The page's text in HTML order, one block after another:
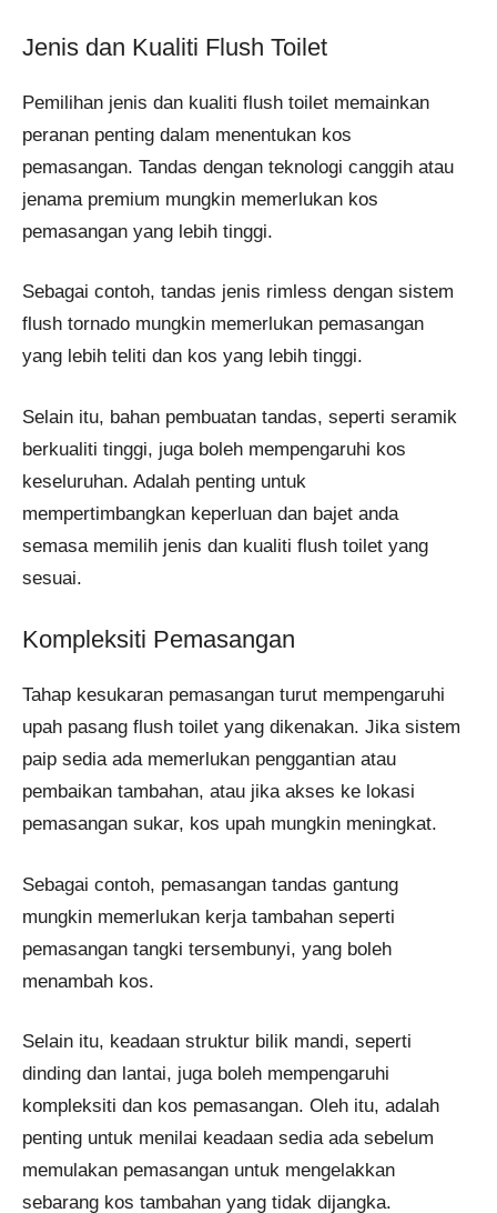
Jenis dan Kualiti Flush Toilet
Pemilihan jenis dan kualiti flush toilet memainkan
peranan penting dalam menentukan kos
pemasangan. Tandas dengan teknologi canggih atau
jenama premium mungkin memerlukan kos
pemasangan yang lebih tinggi.
Sebagai contoh, tandas jenis rimless dengan sistem
flush tornado mungkin memerlukan pemasangan
yang lebih teliti dan kos yang lebih tinggi.
Selain itu, bahan pembuatan tandas, seperti seramik
berkualiti tinggi, juga boleh mempengaruhi kos
keseluruhan. Adalah penting untuk
mempertimbangkan keperluan dan bajet anda
semasa memilih jenis dan kualiti flush toilet yang
sesuai.​
Kompleksiti Pemasangan
Tahap kesukaran pemasangan turut mempengaruhi
upah pasang flush toilet yang dikenakan. Jika sistem
paip sedia ada memerlukan penggantian atau
pembaikan tambahan, atau jika akses ke lokasi
pemasangan sukar, kos upah mungkin meningkat.
Sebagai contoh, pemasangan tandas gantung
mungkin memerlukan kerja tambahan seperti
pemasangan tangki tersembunyi, yang boleh
menambah kos.
Selain itu, keadaan struktur bilik mandi, seperti
dinding dan lantai, juga boleh mempengaruhi
kompleksiti dan kos pemasangan. Oleh itu, adalah
penting untuk menilai keadaan sedia ada sebelum
memulakan pemasangan untuk mengelakkan
sebarang kos tambahan yang tidak dijangka.​